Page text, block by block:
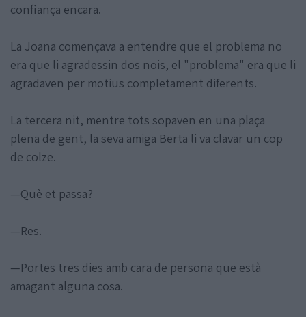
confiança encara.
La Joana començava a entendre que el problema no
era que li agradessin dos nois, el "problema" era que li
agradaven per motius completament diferents.
La tercera nit, mentre tots sopaven en una plaça
plena de gent, la seva amiga Berta li va clavar un cop
de colze.
—Què et passa?
—Res.
—Portes tres dies amb cara de persona que està
amagant alguna cosa.